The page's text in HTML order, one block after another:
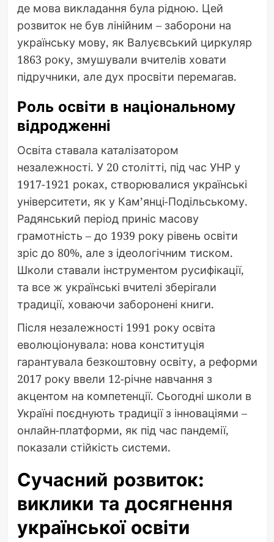
де мова викладання була рідною. Цей
розвиток не був лінійним – заборони на
українську мову, як Валуєвський циркуляр
1863 року, змушували вчителів ховати
підручники, але дух просвіти перемагав.
Роль освіти в національному
відродженні
Освіта ставала каталізатором
незалежності. У 20 столітті, під час УНР у
1917-1921 роках, створювалися українські
університети, як у Кам’янці-Подільському.
Радянський період приніс масову
грамотність – до 1939 року рівень освіти
зріс до 80%, але з ідеологічним тиском.
Школи ставали інструментом русифікації,
та все ж українські вчителі зберігали
традиції, ховаючи заборонені книги.
Після незалежності 1991 року освіта
еволюціонувала: нова конституція
гарантувала безкоштовну освіту, а реформи
2017 року ввели 12-річне навчання з
акцентом на компетенції. Сьогодні школи в
Україні поєднують традиції з інноваціями –
онлайн-платформи, як під час пандемії,
показали стійкість системи.
Сучасний розвиток:
виклики та досягнення
української освіти